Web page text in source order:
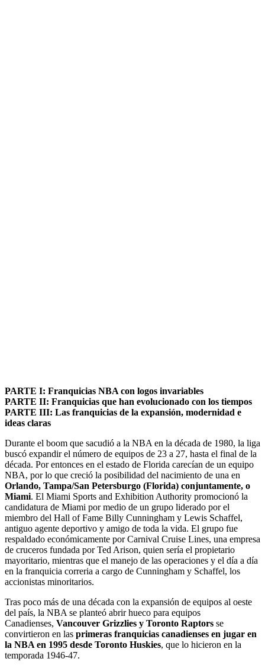
PARTE I: Franquicias NBA con logos invariables
PARTE II: Franquicias que han evolucionado con los tiempos
PARTE III: Las franquicias de la expansión, modernidad e
ideas claras
Durante el boom que sacudió a la NBA en la década de 1980, la liga
buscó expandir el número de equipos de 23 a 27, hasta el final de la
década. Por entonces en el estado de Florida carecían de un equipo
NBA, por lo que creció la posibilidad del nacimiento de una en
Orlando, Tampa/San Petersburgo (Florida) conjuntamente, o
Miami. El Miami Sports and Exhibition Authority promocionó la
candidatura de Miami por medio de un grupo liderado por el
miembro del Hall of Fame Billy Cunningham y Lewis Schaffel,
antiguo agente deportivo y amigo de toda la vida. El grupo fue
respaldado económicamente por Carnival Cruise Lines, una empresa
de cruceros fundada por Ted Arison, quien sería el propietario
mayoritario, mientras que el manejo de las operaciones y el día a día
en la franquicia correria a cargo de Cunningham y Schaffel, los
accionistas minoritarios.
Tras poco más de una década con la expansión de equipos al oeste
del país, la NBA se planteó abrir hueco para equipos
Canadienses, Vancouver Grizzlies y Toronto Raptors se
convirtieron en las primeras franquicias canadienses en jugar en
la NBA en 1995 desde Toronto Huskies, que lo hicieron en la
temporada 1946-47.